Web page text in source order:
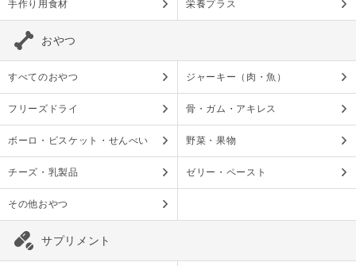
手作り用食材 栄養プラス
おやつ
すべてのおやつ ジャーキー（肉・魚）
フリーズドライ 骨・ガム・アキレス
ボーロ・ビスケット・せんべい 野菜・果物
チーズ・乳製品 ゼリー・ペースト
その他おやつ
サプリメント